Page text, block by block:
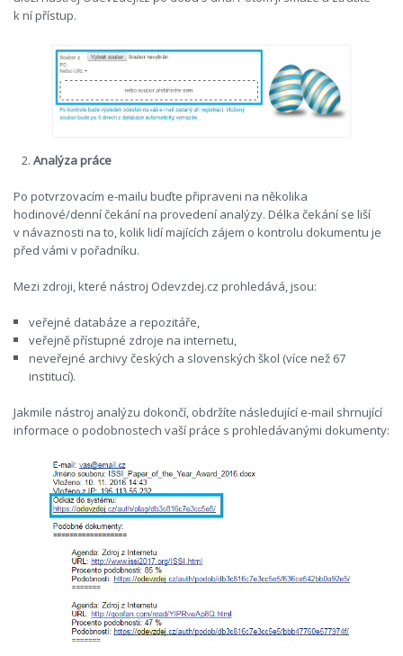
k ní přístup.
Analýza práce
Po potvrzovacím e-mailu buďte připraveni na několika
hodinové/denní čekání na provedení analýzy. Délka čekání se liší
v návaznosti na to, kolik lidí majících zájem o kontrolu dokumentu je
před vámi v pořadníku.
Mezi zdroji, které nástroj Odevzdej.cz prohledává, jsou:
veřejné databáze a repozitáře,
veřejně přístupné zdroje na internetu,
neveřejné archivy českých a slovenských škol (více než 67
institucí).
Jakmile nástroj analýzu dokončí, obdržíte následující e-mail shrnující
informace o podobnostech vaší práce s prohledávanými dokumenty: